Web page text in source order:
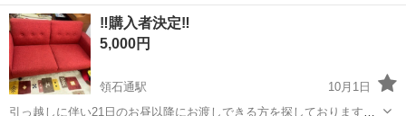
と助かります
高知 高知市 菜園場町駅
‼️購入者決定‼️
5,000円
領石通駅
10月1日
引っ越しに伴い21日のお昼以降にお渡しできる方を探しております！